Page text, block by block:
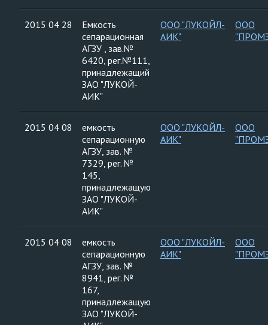
2015 04 28
Емкость
сепарационная
АГЗУ , зав.№
6420, рег.№111,
принадлежащий
ЗАО "ЛУКОЙ-
АИК"
ООО "ЛУКОЙЛ-
АИК"
ООО
2015 04 08
емкость
сепарационную
АГЗУ, зав. №
7329, рег. №
145,
принадлежащую
ЗАО "ЛУКОЙ-
АИК"
ООО "ЛУКОЙЛ-
АИК"
ООО
2015 04 08
емкость
сепарационную
АГЗУ, зав. №
8941, рег. №
167,
принадлежащую
ЗАО "ЛУКОЙ-
ООО "ЛУКОЙЛ-
АИК"
ООО